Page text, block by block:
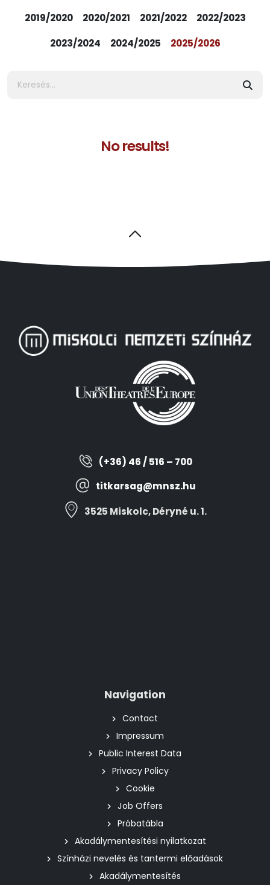
2019/2020
2020/2021 2021/2022
2022/2023
2023/2024
2024/2025 2025/2026
No results!
(+36) 46 / 516 – 700
titkarsag@mnsz.hu
3525 Miskolc, Déryné u. 1.
Navigation
Contact
Impressum
Public Interest Data
Privacy Policy
Cookie
Job Offers
Próbatábla
Akadálymentesítési nyilatkozat
Színházi nevelés és tantermi előadások
Akadálymentesítés